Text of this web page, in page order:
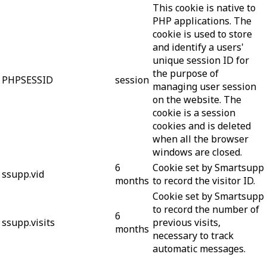
PHPSESSID session
This cookie is native to
PHP applications. The
cookie is used to store
and identify a users'
unique session ID for
the purpose of
managing user session
on the website. The
cookie is a session
cookies and is deleted
when all the browser
windows are closed.
ssupp.vid
6
months
Cookie set by Smartsupp
to record the visitor ID.
ssupp.visits
6
months
Cookie set by Smartsupp
to record the number of
previous visits,
necessary to track
automatic messages.